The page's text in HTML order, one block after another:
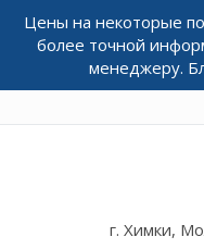
Цены на некоторые
более точной
менеджеру.
г. Химки,